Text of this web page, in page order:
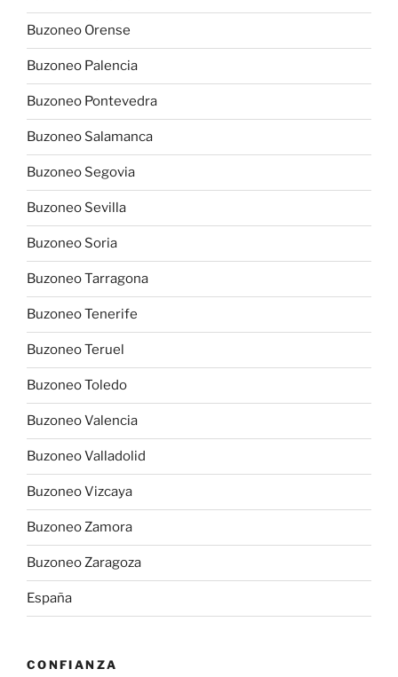
Buzoneo Orense
Buzoneo Palencia
Buzoneo Pontevedra
Buzoneo Salamanca
Buzoneo Segovia
Buzoneo Sevilla
Buzoneo Soria
Buzoneo Tarragona
Buzoneo Tenerife
Buzoneo Teruel
Buzoneo Toledo
Buzoneo Valencia
Buzoneo Valladolid
Buzoneo Vizcaya
Buzoneo Zamora
Buzoneo Zaragoza
España
CONFIANZA